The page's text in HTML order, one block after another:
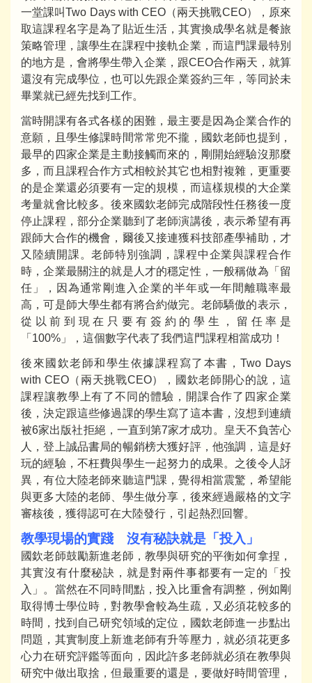
一堂課叫Two Days with CEO（兩天挑戰CEO），原來
取這課程名字是為了貼近生活，其實換成學名就是餐旅
策略管理，讓學生在課程中接軌企業，而這門課最特別
的地方是，會將學生帶入企業，跟CEO合作兩天，就算
還沒有完成學位，也可以先跟企業簽約三年，等同於未
畢業就已經先找到工作。
當時開課有各式各樣的困難，最主要是因為企業合作的
意願，且學生修課時間常常兜不攏，國欽老師也提到，
最早的四家企業是主動接觸而來的，剛開始經驗沒那麼
多，而且課程合作方式相較於其它也相對複雜，更重要
的是企業還必須要有一定的規模，而這樣規模的大企業
考量就會比較多。後來國欽老師完成階段性任務後一度
停止課程，部分企業聽到了老師演講後，表示希望有再
跟師大合作的機會，爾後又接連獲科技部產學補助，才
又陸續開課。老師特別強調，課程中企業與課程合作
時，企業最關注的就是人才的穩定性，一般稱做為「留
任」，因為通常剛進入企業的半年或一年間離職率最
高，可是師大學生都有將合約做完。老師驕傲的表示，
從以前到現在只要有簽約的學生，留任率是
「100%」，這個數字代表了我們這門課程相當成功！
後來國欽老師和學生依據課程寫了本書，Two Days
with CEO（兩天挑戰CEO），國欽老師開心的說，這
課程讓教學上有了不同的體驗，開課合作了四家企業
後，決定跟這些修過課的學生寫了這本書，沒想到連續
被6家出版社拒絕，一直到第7家才成功。皇天不負苦心
人，登上誠品書局的暢銷榜大獲好評，他強調，這是好
玩的經驗，不枉費與學生一起努力的成果。之後令人訝
異，有位大陸老師來聽這門課，覺得相當震驚，希望能
與更多大陸的老師、學生做分享，後來經過嚴格的文字
審核後，獲得認可在大陸發行，引起熱烈回響。
教學現場的實踐 沒有秘訣就是「投入」
國欽老師鼓勵新進老師，教學與研究的平衡如何拿捏，
其實沒有什麼秘訣，就是對兩件事都要有一定的「投
入」。當然在不同時間點，投入比重會有調整，例如剛
取得博士學位時，對教學會較為生疏，又必須花較多的
時間，找到自己研究領域的定位，國欽老師進一步點出
問題，其實制度上新進老師有升等壓力，就必須花更多
心力在研究評鑑等面向，因此許多老師就必須在教學與
研究中做出取捨，但最重要的還是，要做好時間管理，